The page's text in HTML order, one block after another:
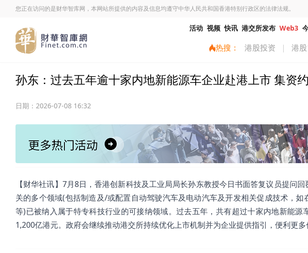
您正在访问的是财华智库网，本网站所提供的内容及信息均遵守中华人民共和国香港特别行政区的法律法规。
活动 视频 快讯 港交所发布 Web3
热搜： 港股投资 | 港
孙东：过去五年逾十家内地新能源车企业赴港上市 集资
日期： 2026-07-08 16:32
【财华社讯】7月8日，香港创新科技及工业局局长孙东教授今日书面答复议员提问
关的多个领域(包括制造及/或配置自动驾驶汽车及电动汽车及开发相关促成技术，
等)已被纳入属于特专科技行业的可接纳领域。过去五年，共有超过十家内地新能
1,200亿港元。政府会继续推动港交所持续优化上市机制并为企业提供指引，便利更多